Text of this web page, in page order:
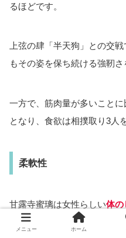
るほどです。
上弦の肆「半天狗」との交
もその姿を保ち続ける強靭さ
一方で、筋肉量が多いこと
となり、食欲は相撲取り3人
柔軟性
甘露寺蜜璃は女性らしい体の
呼吸にもその特性が多く取
メニュー ホーム